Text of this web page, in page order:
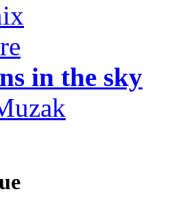
in the sky